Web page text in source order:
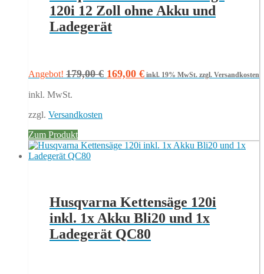
120i 12 Zoll ohne Akku und
Ladegerät
Angebot! 179,00€ Ursprünglicher
169,00 €Aktueller
inkl. 19% MwSt. zzgl. Versandkosten
inkl. MwSt.
zzgl. Versandkosten
Zum Produkt
Husqvarna Kettensäge 120i
inkl. 1x Akku Bli20 und 1x
Ladegerät QC80